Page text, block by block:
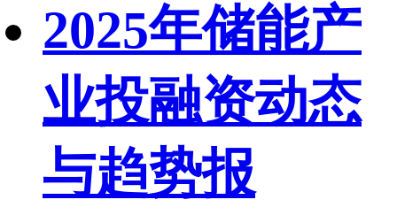
2025年储能产
业投融资动态
与趋势报